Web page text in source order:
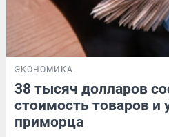
ЭКОНОМИКА
38 тысяч долларов
стоимость товаров и
приморца